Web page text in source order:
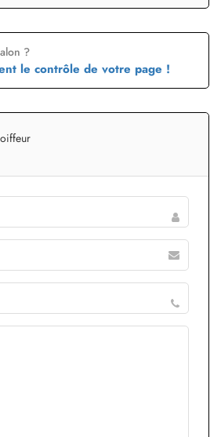
?
le contrôle de votre page !